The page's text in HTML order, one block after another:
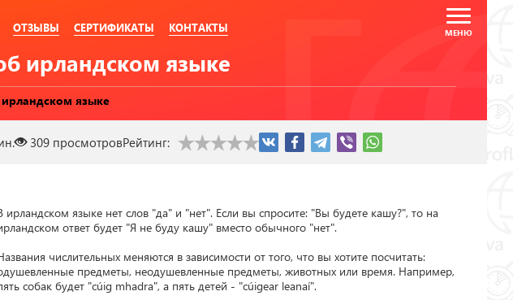
ОТЗЫВЫ СЕРТИФИКАТЫ КОНТАКТЫ
ирландском языке
языке
309 просмотровРейтинг:
ирландском языке нет слов "да" и "нет". Если вы спросите: "Вы будете кашу?", то на
ответ будет "Я не буду кашу" вместо обычного "нет".
числительных меняются в зависимости от того, что вы хотите посчитать:
предметы, неодушевленные предметы, животных или время. Например,
собак будет "cúig mhadra", а пять детей - "cúigear leanaí".